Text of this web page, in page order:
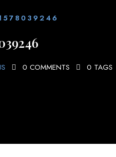
0 COMMENTS 0 TAGS